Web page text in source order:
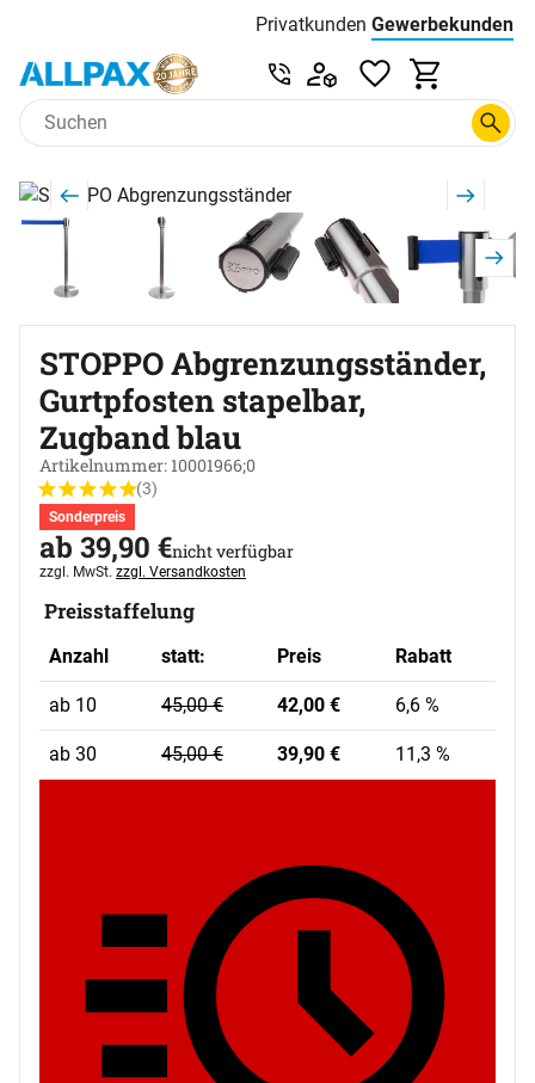
Privatkunden Preisliste:
Gewerbekunden
Zum Hauptinhalt springen
Service & Beratung unter
Produktgalerie
Zur Kaufbox springen
STOPPO Abgrenzungsständer,
Gurtpfosten stapelbar,
Zugband blau
Artikelnummer: 10001966;0
Bewertung: 5 von 5 (3 Bewertungen)
3 Bewertungen
(3)
Sonderpreis
ab:
ab 39,90 €nicht verfügbar
Steuerhinweis:
zzgl. MwSt. zzgl. Versandkosten
Preisstaffelung
Anzahl statt: Preis Rabatt
ab 10 statt:
45,00 € 42,00 € 6,6 %
ab 30 statt:
45,00 € 39,90 € 11,3 %